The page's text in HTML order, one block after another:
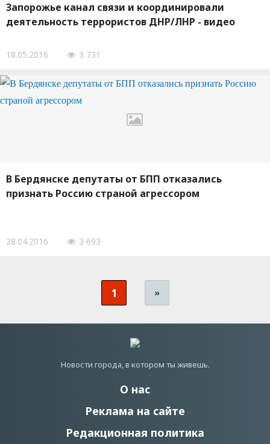
Запорожье канал связи и координировали
деятельность террористов ДНР/ЛНР - видео
18.05.2016 3 731
В Бердянске депутаты от БПП отказались
признать Россию страной агрессором
28.04.2016 3 693
1 »
Новости города, в котором ты живешь.
О нас
Реклама на сайте
Редакционная политика